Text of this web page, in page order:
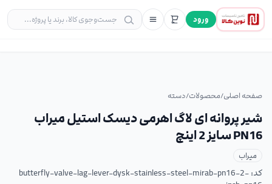
ورود
صفحه اصلی/محصولات/دسته
شیر پروانه ای لاگ اهرمی دیسک استیل میراب
PN16 سایز 2 اینچ
میراب
کد:butterfly-valve-lag-lever-dysk-stainless-steel-mirab-pn16-2-